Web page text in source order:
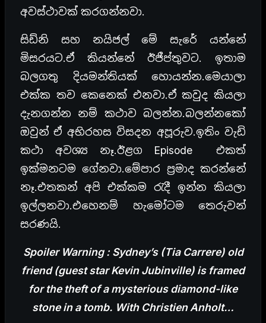
අවස්ථාවක් කරගන්නවා.
සිඩ්නි සහ නයිජල් මේ සැරේ යන්නේ
මිසරයට.ඒ කියන්නේ ඊජීප්තුවට. ඉතාම
බලගතු දියමන්තියක් හොයන්න.මෙයාලා
එක්ක තව කෙනෙක් එනවා.ඒ කවුද කියලා
දැනගන්න නම් කථාව බලන්න.බලන්නකෝ
ඔවුන් ඒ අභිරහස විසදන අපූරුව.ඉතිං වැඩි
කථා අවශ්‍ය නෑ.ඊළග Episode එකත්
ඉක්මනටම ගේනවා.මේපාර ප්‍රමාද කරන්නේ
නෑ.එතකන් අපි එක්කම රැදී ඉන්න කියලා
ඉල්ලනවා.එහෙනම් හැමෝටම තෙරුවන්
සරණයි.
Spoiler Warning : Sydney’s (Tia Carrere) old
friend (guest star Kevin Jubinville) is framed
for the theft of a mysterious diamond-like
stone in a tomb. With Christien Anholt…